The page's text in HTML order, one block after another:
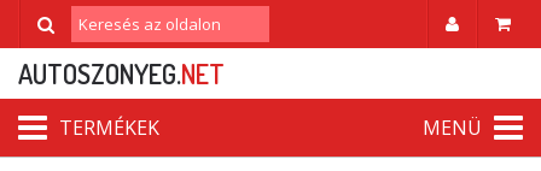
AUTOSZONYEG.NET
TERMÉKEK MENÜ